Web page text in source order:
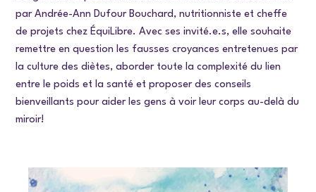
par Andrée-Ann Dufour Bouchard, nutritionniste et cheffe
de projets chez ÉquiLibre. Avec ses invité.e.s, elle souhaite
remettre en question les fausses croyances entretenues par
la culture des diètes, aborder toute la complexité du lien
entre le poids et la santé et proposer des conseils
bienveillants pour aider les gens à voir leur corps au-delà du
miroir!